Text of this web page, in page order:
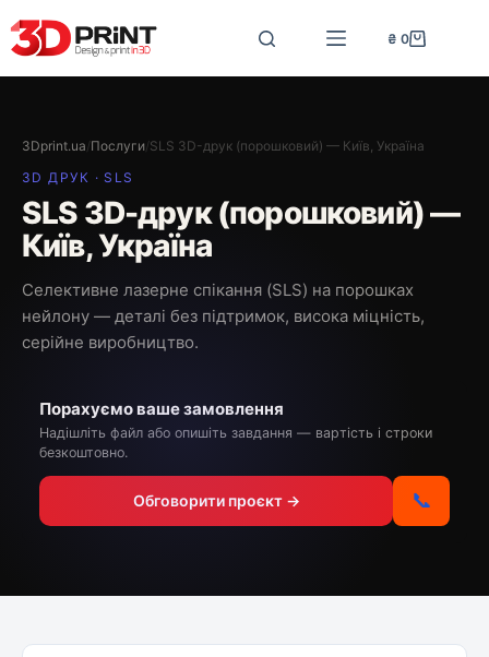
до
вмісту
Кошик
₴ 0
3Dprint.ua/Послуги/SLS 3D-друк (порошковий) — Київ, Україна
3D ДРУК · SLS
SLS 3D-друк (порошковий) —
Київ, Україна
Селективне лазерне спікання (SLS) на порошках
нейлону — деталі без підтримок, висока міцність,
серійне виробництво.
Порахуємо ваше замовлення
Надішліть файл або опишіть завдання — вартість і строки
безкоштовно.
Обговорити проєкт → 📞